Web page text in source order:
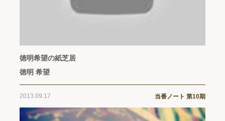
徳明希望の紙芝居
徳明 希望
2013.09.17 当番ノート 第10期